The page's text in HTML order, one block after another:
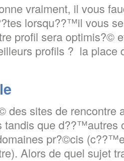
vraiment, il vous
lorsqu??™il vous
profil sera optimis?©
profils ? la place
des sites de
tandis que
pr?©cis
Alors de quel sujet